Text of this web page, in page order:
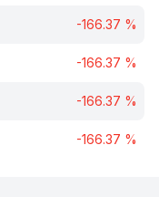
-166.37 %
-166.37 %
-166.37 %
-166.37 %